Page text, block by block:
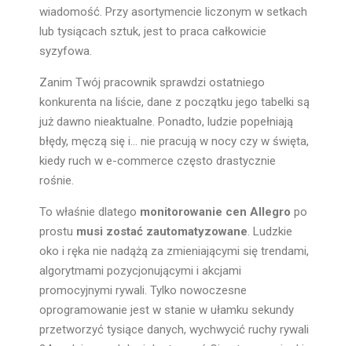
wiadomość. Przy asortymencie liczonym w setkach
lub tysiącach sztuk, jest to praca całkowicie
syzyfowa.
Zanim Twój pracownik sprawdzi ostatniego
konkurenta na liście, dane z początku jego tabelki są
już dawno nieaktualne. Ponadto, ludzie popełniają
błędy, męczą się i… nie pracują w nocy czy w święta,
kiedy ruch w e-commerce często drastycznie
rośnie.
To właśnie dlatego monitorowanie cen Allegro po
prostu musi zostać zautomatyzowane . Ludzkie
oko i ręka nie nadążą za zmieniającymi się trendami,
algorytmami pozycjonującymi i akcjami
promocyjnymi rywali. Tylko nowoczesne
oprogramowanie jest w stanie w ułamku sekundy
przetworzyć tysiące danych, wychwycić ruchy rywali